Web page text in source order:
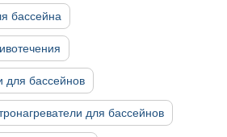
бассейна
для бассейнов
для бассейнов